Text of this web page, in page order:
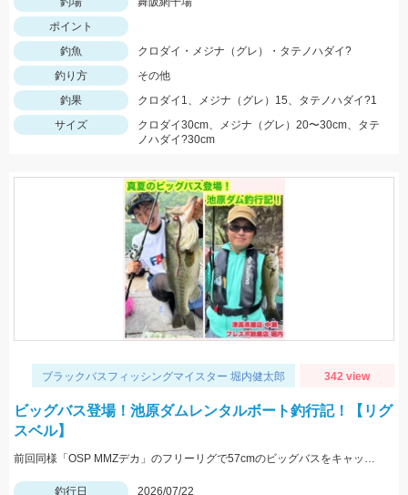
ポイント
釣魚
クロダイ・メジナ（グレ）・タテノハダイ?
釣り方
その他
釣果
クロダイ1、メジナ（グレ）15、タテノハダイ?1
サイズ
クロダイ30cm、メジナ（グレ）20〜30cm、タテ
ノハダイ?30cm
ブラックバスフィッシングマイスター 堀内健太郎 342 view
ビッグバス登場！池原ダムレンタルボート釣行記！【リグ
スベル】
前回同様「OSP MMZデカ」のフリーリグで57cmのビッグバスをキャッチ！熱射病に注意して楽しみましょう！
釣行日 2026/07/22